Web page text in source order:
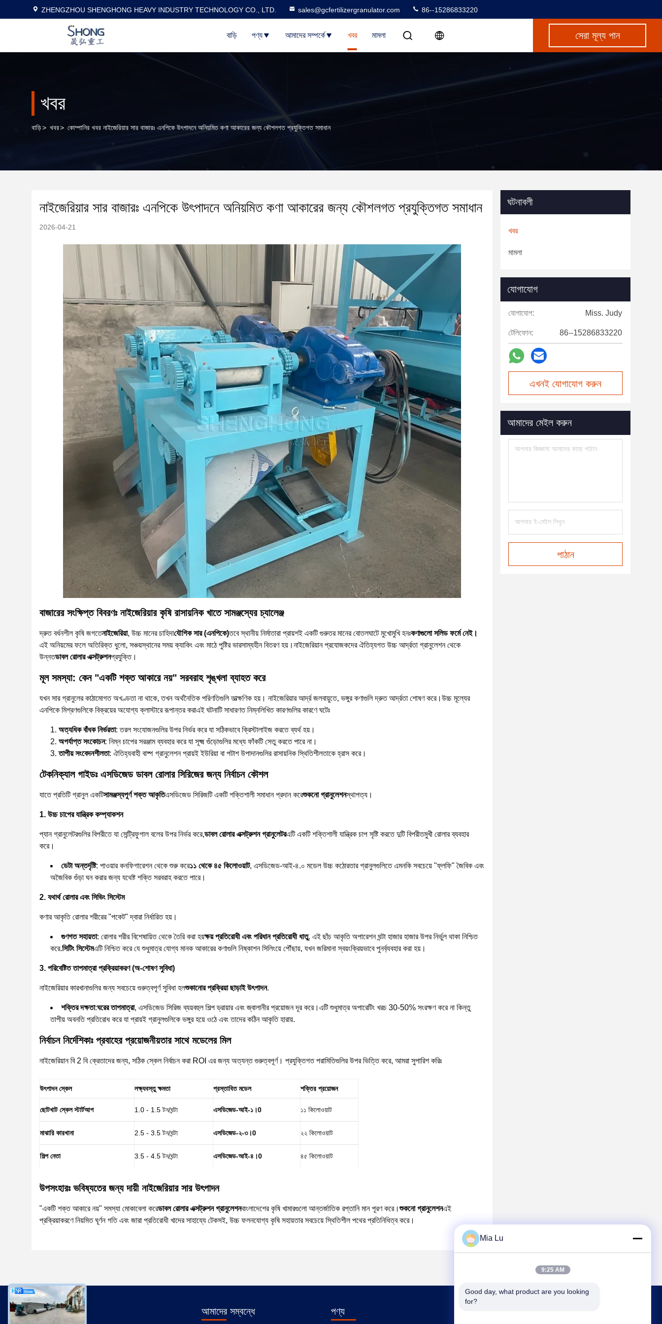
ZHENGZHOU SHENGHONG HEAVY INDUSTRY TECHNOLOGY CO., LTD. sales@gcfertilizergranulator.com 86--15286833220
বাড়ি পণ্য আমাদের সম্পর্কে খবর মামলা সেরা মূল্য পান
খবর
বাড়ি> খবর> কোম্পানির খবর নাইজেরিয়ার সার বাজারঃ এনপিকে উৎপাদনে অনিয়মিত কণা আকারের জন্য কৌশলগত প্রযুক্তিগত সমাধান
নাইজেরিয়ার সার বাজারঃ এনপিকে উৎপাদনে অনিয়মিত কণা আকারের জন্য কৌশলগত প্রযুক্তিগত সমাধান
2026-04-21
বাজারের সংক্ষিপ্ত বিবরণঃ নাইজেরিয়ার কৃষি রাসায়নিক খাতে সামঞ্জস্যের চ্যালেঞ্জ
দ্রুত বর্ধনশীল কৃষি জগতেনাইজেরিয়া, উচ্চ মানের চাহিদাযৌগিক সার (এনপিকে)তবে স্থানীয় নির্মাতারা প্রায়শই একটি গুরুতর মানের বোতলঘাটে মুখোমুখি হনঃকণাগুলো সলিড ফর্মে নেই।
এই অনিয়মের ফলে অতিরিক্ত ধুলো, সঞ্চয়স্থানের সময় ক্যাকিং এবং মাঠে পুষ্টির ভারসাম্যহীন বিতরণ হয়।নাইজেরিয়ান প্রযোজকদের ঐতিহ্যগত উচ্চ আর্দ্রতা গ্রানুলেশন থেকে
উন্নতডাবল রোলার এক্সট্রুশনপ্রযুক্তি।
মূল সমস্যা: কেন "একটি শক্ত আকারে নয়" সরবরাহ শৃঙ্খলা ব্যাহত করে
যখন সার গ্রানুলের কাঠামোগত অখণ্ডতা না থাকে, তখন অর্থনৈতিক পরিণতিগুলি তাত্ক্ষণিক হয়। নাইজেরিয়ার আর্দ্র জলবায়ুতে, ভঙ্গুর কণাগুলি দ্রুত আর্দ্রতা শোষণ করে।উচ্চ মূল্যের
এনপিকে মিশ্রণগুলিকে বিক্রয়ের অযোগ্য ক্লাস্টারে রূপান্তর করাএই ঘটনাটি সাধারণত নিম্নলিখিত কারণগুলির কারণে ঘটেঃ
অত্যধিক বাঁধক নির্ভরতা: তরল সংযোজনগুলির উপর নির্ভর করে যা সঠিকভাবে ক্রিস্টালাইজ করতে ব্যর্থ হয়।
অপর্যাপ্ত সংকোচন: নিম্ন চাপের সরঞ্জাম ব্যবহার করে যা সূক্ষ্ম গুঁড়োগুলির মধ্যে ফাঁকটি সেতু করতে পারে না।
তাপীয় সংবেদনশীলতা: ঐতিহ্যবাহী বাষ্প গ্রানুলেশন প্রায়ই ইউরিয়া বা পটাশ উপাদানগুলির রাসায়নিক স্থিতিশীলতাকে হ্রাস করে।
টেকনিক্যাল গাইডঃ এসডিজেড ডাবল রোলার সিরিজের জন্য নির্বাচন কৌশল
যাতে প্রতিটি গ্রানুল একটিসামঞ্জস্যপূর্ণ শক্ত আকৃতিএসডিজেড সিরিজটি একটি শক্তিশালী সমাধান প্রদান করেশুকনো গ্রানুলেশনস্থাপত্য।
1. উচ্চ চাপের যান্ত্রিক কম্প্যাকশন
প্যান গ্রানুলেটরগুলির বিপরীতে যা সেন্ট্রিফুগাল বলের উপর নির্ভর করে,ডাবল রোলার এক্সট্রুশন গ্রানুলেটরএটি একটি শক্তিশালী যান্ত্রিক চাপ সৃষ্টি করতে দুটি বিপরীতমুখী রোলার ব্যবহার
করে।
ডেটা অন্তর্দৃষ্টি: পাওয়ার কনফিগারেশন থেকে শুরু করে১১ থেকে ৪৫ কিলোওয়াট, এসডিজেড-আই-৪.০ মডেল উচ্চ কঠোরতার গ্রানুলগুলিতে এমনকি সবচেয়ে "ফ্লফি" জৈবিক এবং
অজৈবিক গুঁড়া ঘন করার জন্য যথেষ্ট শক্তি সরবরাহ করতে পারে।
2. যথার্থ রোলার এবং সিভিং সিস্টেম
কণার আকৃতি রোলার শরীরের "পকেট" দ্বারা নির্ধারিত হয়।
গুণগত সহায়তা: রোলার শরীর বিশেষায়িত থেকে তৈরি করা হয়ক্ষয় প্রতিরোধী এবং পরিধান প্রতিরোধী ধাতু. এই ছাঁচ আকৃতি অপারেশন ঘন্টা হাজার হাজার উপর নির্ভুল থাকা নিশ্চিত
করে.সিটিং সিস্টেমএটি নিশ্চিত করে যে শুধুমাত্র যোগ্য মানক আকারের কণাগুলি নিষ্কাশন সিলিংয়ে পৌঁছায়, যখন জরিমানা স্বয়ংক্রিয়ভাবে পুনর্ব্যবহার করা হয়।
3. পরিবেষ্টিত তাপমাত্রা প্রক্রিয়াকরণ (অ-শোষণ সুবিধা)
নাইজেরিয়ার কারখানাগুলির জন্য সবচেয়ে গুরুত্বপূর্ণ সুবিধা হলশুকানোর প্রক্রিয়া ছাড়াই উৎপাদন.
শক্তির দক্ষতা:ঘরের তাপমাত্রা, এসডিজেড সিরিজ ব্যয়বহুল শিল্প ড্রায়ার এবং জ্বালানীর প্রয়োজন দূর করে।এটি শুধুমাত্র অপারেটিং খরচ 30-50% সংরক্ষণ করে না কিন্তু
তাপীয় অবনতি প্রতিরোধ করে যা প্রায়ই গ্রানুলগুলিকে ভঙ্গুর হয়ে ওঠে এবং তাদের কঠিন আকৃতি হারায়.
নির্বাচন নির্দেশিকাঃ প্রবাহের প্রয়োজনীয়তার সাথে মডেলের মিল
নাইজেরিয়ান বি 2 বি ক্রেতাদের জন্য, সঠিক স্কেল নির্বাচন করা ROI এর জন্য অত্যন্ত গুরুত্বপূর্ণ। প্রযুক্তিগত পরামিতিগুলির উপর ভিত্তি করে, আমরা সুপারিশ করিঃ
উৎপাদন স্কেল লক্ষ্যবস্তু ক্ষমতা প্রস্তাবিত মডেল শক্তির প্রয়োজন
ছোটখাট স্কেল স্টার্টআপ 1.0 - 1.5 টন/ঘন্টা এসডিজেড-আই-১।0 ১১ কিলোওয়াট
মাঝারি কারখানা 2.5 - 3.5 টন/ঘন্টা এসডিজেড-২-৩।0 ২২ কিলোওয়াট
শিল্প নেতা 3.5 - 4.5 টন/ঘন্টা এসডিজেড-আই-৪।0 ৪৫ কিলোওয়াট
উপসংহারঃ ভবিষ্যতের জন্য দায়ী নাইজেরিয়ার সার উৎপাদন
"একটি শক্ত আকারে নয়" সমস্যা মোকাবেলা করেডাবল রোলার এক্সট্রুশন গ্রানুলেশনবাংলাদেশের কৃষি খামারগুলো আন্তর্জাতিক রপ্তানি মান পূরণ করে।শুকনো গ্রানুলেশনএই
প্রক্রিয়াকরণে নিয়মিত ঘূর্ণন গতি এবং জারা প্রতিরোধী খাদের সাহায্যে টেকসই, উচ্চ ফলনযোগ্য কৃষি সহায়তার সবচেয়ে স্থিতিশীল পথের প্রতিনিধিত্ব করে।
ঘটনাবলী
খবর
মামলা
যোগাযোগ
যোগাযোগ: Miss. Judy
টেলিফোন: 86--15286833220
এখনই যোগাযোগ করুন
আমাদের মেইল করুন
পাঠান
আমাদের সম্বন্ধে পণ্য
Mia Lu
9:25 AM
Good day, what product are you looking
for?